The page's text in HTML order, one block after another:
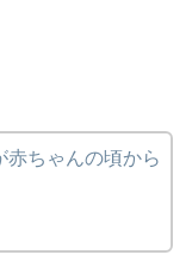
赤ちゃんの頃から